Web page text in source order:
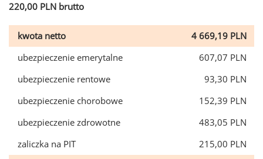
220,00 PLN brutto
kwota netto
4 669,19 PLN
ubezpieczenie emerytalne
607,07 PLN
ubezpieczenie rentowe
93,30 PLN
ubezpieczenie chorobowe
152,39 PLN
ubezpieczenie zdrowotne
483,05 PLN
zaliczka na PIT
215,00 PLN